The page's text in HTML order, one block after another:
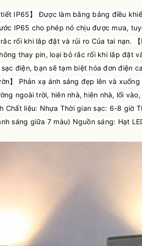
tiết IP65】 Được làm bằng bảng điều
IP65 cho phép nó chịu được mưa,
rối khi lắp đặt và rủi ro Của tai nạn.
thay pin, loại bỏ rắc rối khi lắp đặt
điện, bạn sẽ tạm biệt hóa đơn điện
】 Phản xạ ánh sáng đẹp lên và
ngoài trời, hiên nhà, hiên nhà, lối
Chất liệu: Nhựa Thời gian sạc: 6-8 giờ
sáng giữa 7 màu) Nguồn sáng: Hạt